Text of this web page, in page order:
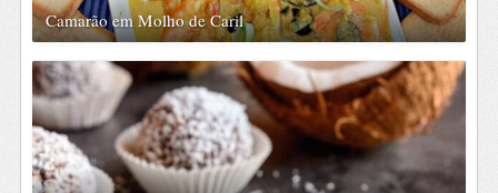
Camarão em Molho de Caril